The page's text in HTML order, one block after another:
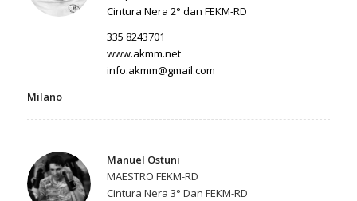
Cintura Nera 2° dan FEKM-RD
335 8243701
www.akmm.net
info.akmm@gmail.com
Milano
Manuel Ostuni
MAESTRO FEKM-RD
Cintura Nera 3° Dan FEKM-RD